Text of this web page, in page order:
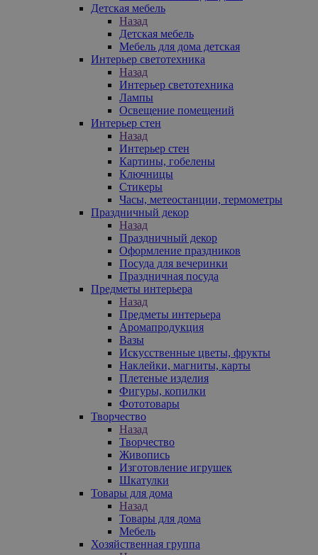
Детская мебель
Назад
Детская мебель
Мебель для дома детская
Интерьер светотехника
Назад
Интерьер светотехника
Лампы
Освещение помещений
Интерьер стен
Назад
Интерьер стен
Картины, гобелены
Ключницы
Стикеры
Часы, метеостанции, термометры
Праздничный декор
Назад
Праздничный декор
Оформление праздников
Посуда для вечеринки
Праздничная посуда
Предметы интерьера
Назад
Предметы интерьера
Аромапродукция
Вазы
Искусственные цветы, фрукты
Наклейки, магниты, карты
Плетеные изделия
Фигуры, копилки
Фототовары
Творчество
Назад
Творчество
Живопись
Изготовление игрушек
Шкатулки
Товары для дома
Назад
Товары для дома
Мебель
Хозяйственная группа